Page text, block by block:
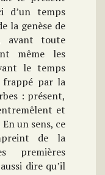
d’un temps
la genèse de
avant toute
même les
le temps
frappé par la
: présent,
et
un sens, ce
de la
premières
dire qu’il